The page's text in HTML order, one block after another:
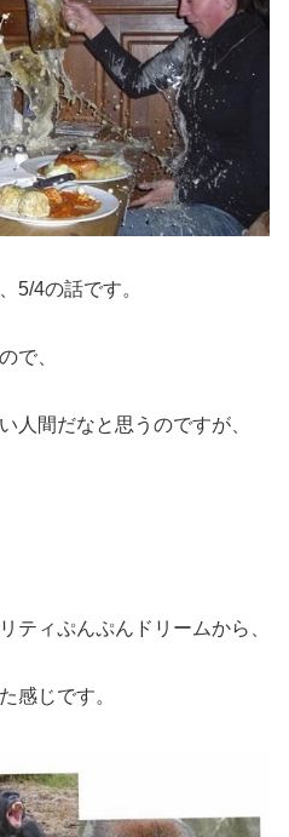
5/4の話です。
で、
人間だなと思うのですが、
ティぷんぷんドリームから、
感じです。